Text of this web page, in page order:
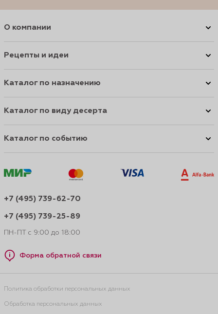
О компании
Рецепты и идеи
Каталог по назначению
Каталог по виду десерта
Каталог по событию
+7 (495) 739-62-70
+7 (495) 739-25-89
ПН-ПТ с 9:00 до 18:00
Форма обратной связи
Политика обработки персональных данных
Обработка персональных данных